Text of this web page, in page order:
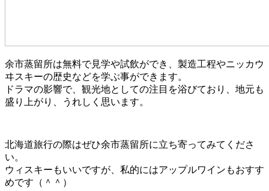
余市蒸留所は無料で見学や試飲ができ、製造工程やニッカウ
ヰスキーの歴史などを学ぶ事ができます。
ドラマの影響で、観光地としての注目を浴びており、地元も
盛り上がり、うれしく思います。
北海道旅行の際はぜひ余市蒸留所に立ち寄ってみてくださ
い。
ウィスキーもいいですが、私的にはアップルワインもおすす
めです（＾＾）